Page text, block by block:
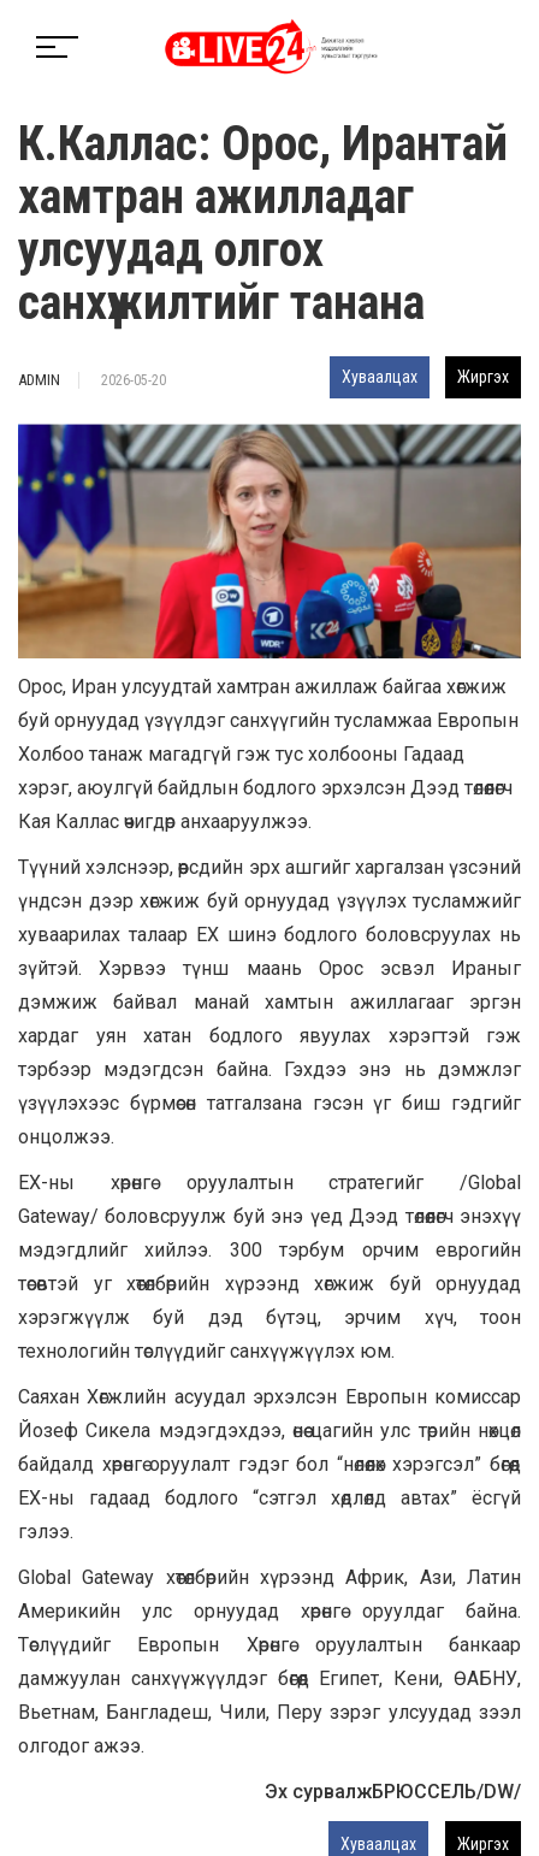
К.Каллас: Орос, Ирантай
хамтран ажилладаг
улсуудад олгох
санхүүжилтийг танана
ADMIN 2026-05-20 Хуваалцах Жиргэх
Орос, Иран улсуудтай хамтран ажиллаж байгаа хөгжиж
буй орнуудад үзүүлдэг санхүүгийн тусламжаа Европын
Холбоо танаж магадгүй гэж тус холбооны Гадаад
хэрэг, аюулгүй байдлын бодлого эрхэлсэн Дээд төлөөлөгч
Кая Каллас өчигдөр анхааруулжээ.
Түүний хэлснээр, өөрсдийн эрх ашгийг харгалзан үзсэний
үндсэн дээр хөгжиж буй орнуудад үзүүлэх тусламжийг
хуваарилах талаар ЕХ шинэ бодлого боловсруулах нь
зүйтэй. Хэрвээ түнш маань Орос эсвэл Ираныг
дэмжиж байвал манай хамтын ажиллагааг эргэн
хардаг уян хатан бодлого явуулах хэрэгтэй гэж
тэрбээр мэдэгдсэн байна. Гэхдээ энэ нь дэмжлэг
үзүүлэхээс бүрмөсөн татгалзана гэсэн үг биш гэдгийг
онцолжээ.
ЕХ-ны хөрөнгө оруулалтын стратегийг /Global
Gateway/ боловсруулж буй энэ үед Дээд төлөөлөгч энэхүү
мэдэгдлийг хийлээ. 300 тэрбум орчим еврогийн
төсөвтэй уг хөтөлбөрийн хүрээнд хөгжиж буй орнуудад
хэрэгжүүлж буй дэд бүтэц, эрчим хүч, тоон
технологийн төслүүдийг санхүүжүүлэх юм.
Саяхан Хөгжлийн асуудал эрхэлсэн Европын комиссар
Йозеф Сикела мэдэгдэхдээ, өнөө цагийн улс төрийн нөхцөл
байдалд хөрөнгө оруулалт гэдэг бол “нөлөөлөх хэрэгсэл” бөгөөд
ЕХ-ны гадаад бодлого “сэтгэл хөдлөлд автах” ёсгүй
гэлээ.
Global Gateway хөтөлбөрийн хүрээнд Африк, Ази, Латин
Америкийн улс орнуудад хөрөнгө оруулдаг байна.
Төслүүдийг Европын Хөрөнгө оруулалтын банкаар
дамжуулан санхүүжүүлдэг бөгөөд Египет, Кени, ӨАБНУ,
Вьетнам, Бангладеш, Чили, Перу зэрэг улсуудад зээл
олгодог ажээ.
Эх сурвалжБРЮССЕЛЬ/DW/
Хуваалцах Жиргэх